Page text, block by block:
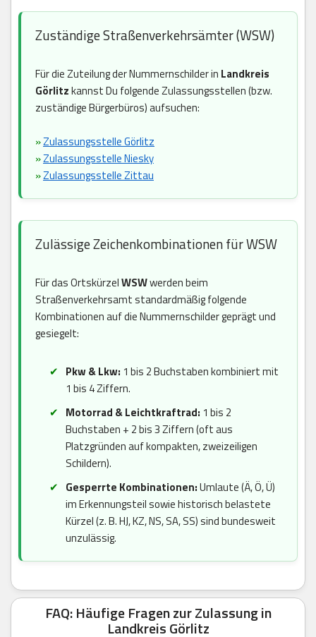
Zuständige Straßenverkehrsämter (WSW)
Für die Zuteilung der Nummernschilder in Landkreis
Görlitzkannst Du folgende Zulassungsstellen (bzw.
zuständige Bürgerbüros) aufsuchen:
»Zulassungsstelle Görlitz
»Zulassungsstelle Niesky
»Zulassungsstelle Zittau
Zulässige Zeichenkombinationen für WSW
Für das OrtskürzelWSWwerden beim
Straßenverkehrsamt standardmäßig folgende
Kombinationen auf die Nummernschilder geprägt und
gesiegelt:
Pkw & Lkw: 1 bis 2 Buchstaben kombiniert mit
1 bis 4 Ziffern.
Motorrad & Leichtkraftrad: 1 bis 2
Buchstaben + 2 bis 3 Ziffern (oft aus
Platzgründen auf kompakten, zweizeiligen
Schildern).
Gesperrte Kombinationen:Umlaute (Ä, Ö, Ü)
im Erkennungsteil sowie historisch belastete
Kürzel (z. B. HJ, KZ, NS, SA, SS) sind bundesweit
unzulässig.
FAQ: Häufige Fragen zur Zulassung in
Landkreis Görlitz